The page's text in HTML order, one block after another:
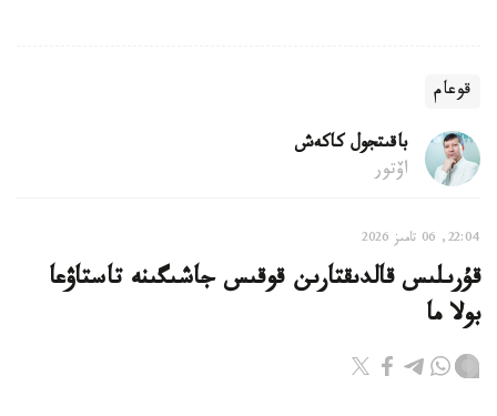
قوعام
باقىتجول كاكەش
اۆتور
22:04, 06 تامىز 2026
قۇرىلىس قالدىقتارىن قوقىس جاشىگىنە تاستاۋعا
بولا ما